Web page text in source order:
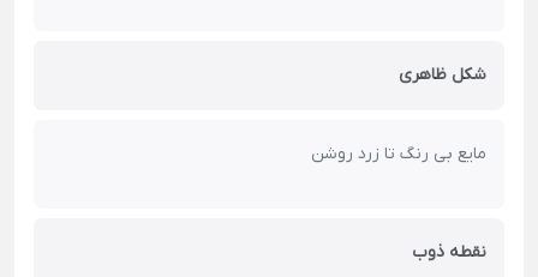
شکل ظاهری
مایع بی رنگ تا زرد روشن
نقطه ذوب